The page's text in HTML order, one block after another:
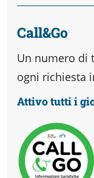
Call&Go
Un numero di
ogni richiesta
Attivo tutti i